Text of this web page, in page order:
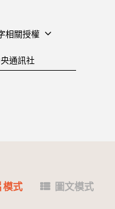
相關授權
單位
模式 圖文模式